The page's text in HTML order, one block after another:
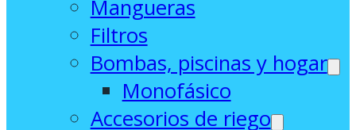
Mangueras
Filtros
Bombas, piscinas y hogar
Monofásico
Accesorios de riego